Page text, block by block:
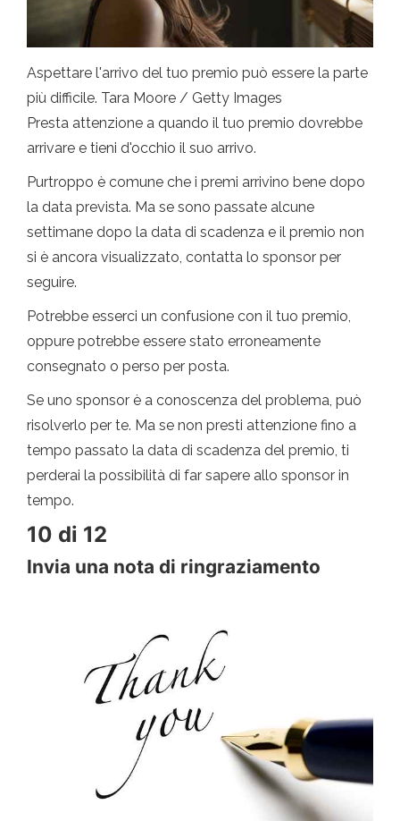
Aspettare l'arrivo del tuo premio può essere la parte
più difficile. Tara Moore / Getty Images
Presta attenzione a quando il tuo premio dovrebbe
arrivare e tieni d'occhio il suo arrivo.
Purtroppo è comune che i premi arrivino bene dopo
la data prevista. Ma se sono passate alcune
settimane dopo la data di scadenza e il premio non
si è ancora visualizzato, contatta lo sponsor per
seguire.
Potrebbe esserci un confusione con il tuo premio,
oppure potrebbe essere stato erroneamente
consegnato o perso per posta.
Se uno sponsor è a conoscenza del problema, può
risolverlo per te. Ma se non presti attenzione fino a
tempo passato la data di scadenza del premio, ti
perderai la possibilità di far sapere allo sponsor in
tempo.
10 di 12
Invia una nota di ringraziamento